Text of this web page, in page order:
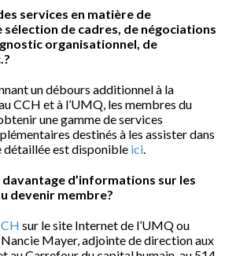
services en matière de
de cadres, de négociations
organisationnel, de
un débours additionnel à la
CCH et à l’UMQ, les membres du
une gamme de services
destinés à les assister dans
détaillée est disponible ici.
d’informations sur les
devenir membre?
sur le site Internet de l’UMQ ou
Mayer, adjointe de direction aux